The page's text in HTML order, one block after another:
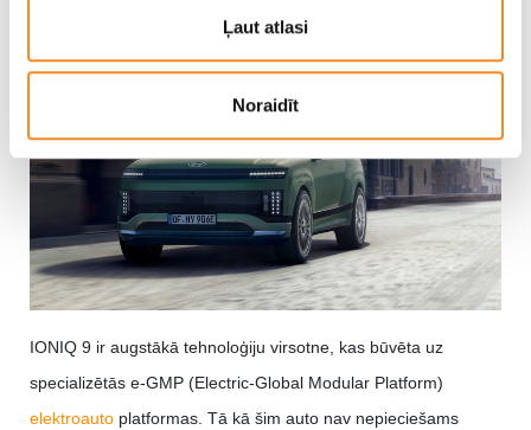
Ļaut atlasi
Noraidīt
IONIQ 9 ir augstākā tehnoloģiju virsotne, kas būvēta uz
specializētās e-GMP (Electric-Global Modular Platform)
elektroauto platformas. Tā kā šim auto nav nepieciešams